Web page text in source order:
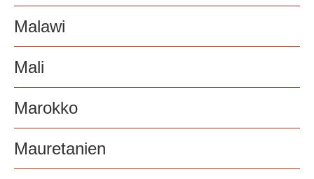
Malawi
Mali
Marokko
Mauretanien